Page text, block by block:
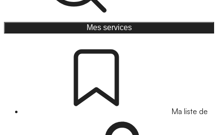
Mes services
Ma liste de